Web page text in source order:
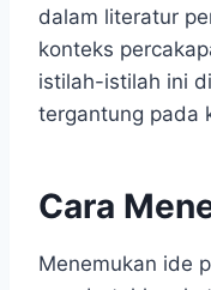
dalam literatur
konteks
istilah-istilah ini
tergantung pada
Cara
Menemukan ide